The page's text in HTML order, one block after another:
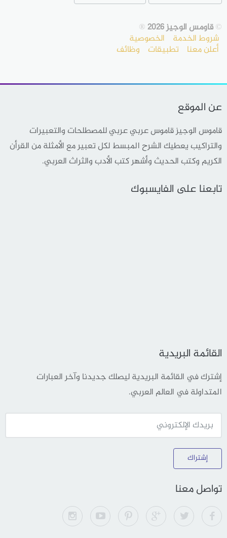
©قاومس الوجيز 2026 ®
شروط الخدمة الخصوصية
أعلن معنا تطبيقات وظائف
عن الموقع
قاموس الوجيز قاموس عربي عربي للمصطلحات والتعبيرات
والتراكيب يعطيك الشرح المبسط لكل تعبير مع الأمثلة من القرأن
الكريم وكتب الحديث وأشهر كتب الأدب والثراث العربي.
تابعنا على الفايسبوك
القائمة البريدية
إشترك في القائمة البريدية ليصلك جديدنا وآخر العبارات
المتداولة في العالم العربي.
إشتراك
تواصل معنا